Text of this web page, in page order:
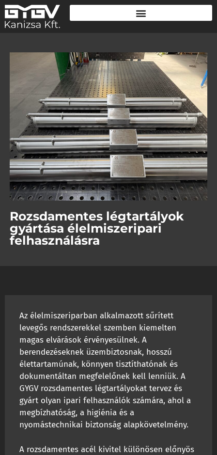
Rozsdamentes légtartályok
gyártása élelmiszeripari
felhasználásra
Az élelmiszeriparban alkalmazott sűrített
levegős rendszerekkel szemben kiemelten
magas elvárások érvényesülnek. A
berendezéseknek üzembiztosnak, hosszú
élettartamúnak, könnyen tisztíthatónak és
dokumentáltan megfelelőnek kell lenniük. A
GYGV rozsdamentes légtartályokat tervez és
gyárt olyan ipari felhasználók számára, ahol a
megbízhatóság, a higiénia és a
nyomástechnikai biztonság alapkövetelmény.
A rozsdamentes acél kivitel különösen előnyös